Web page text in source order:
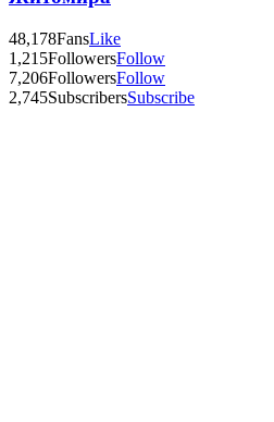
48,178FansLike
1,215FollowersFollow
7,206FollowersFollow
2,745SubscribersSubscribe